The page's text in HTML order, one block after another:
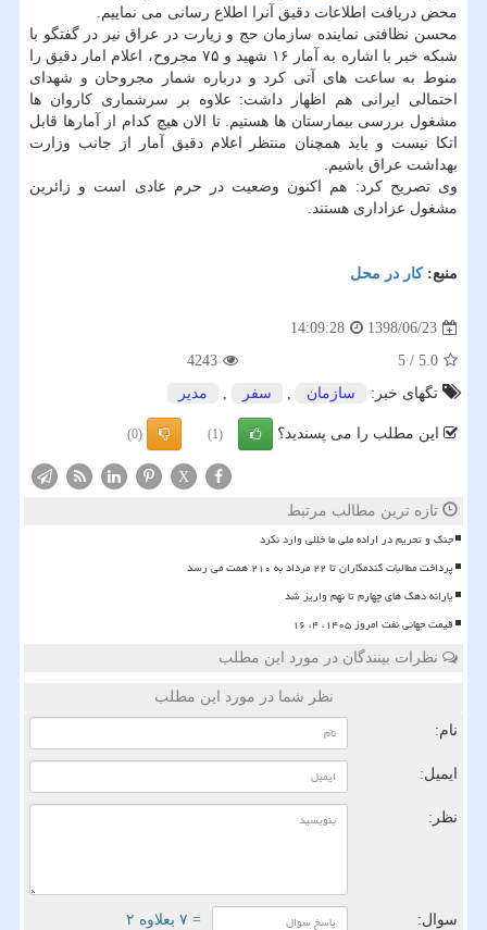
محض دریافت اطلاعات دقیق آنرا اطلاع رسانی می نماییم.
محسن نظافتی نماینده سازمان حج و زیارت در عراق نیر در گفتگو با
شبكه خبر با اشاره به آمار ۱۶ شهید و ۷۵ مجروح، اعلام امار دقیق را
منوط به ساعت های آتی كرد و درباره شمار مجروحان و شهدای
احتمالی ایرانی هم اظهار داشت: علاوه بر سرشماری كاروان ها
مشغول بررسی بیمارستان ها هستیم. تا الان هیچ كدام از آمارها قابل
اتكا نیست و باید همچنان منتظر اعلام دقیق آمار از جانب وزارت
بهداشت عراق باشیم.
وی تصریح كرد: هم اكنون وضعیت در حرم عادی است و زائرین
مشغول عزاداری هستند.
منبع:كار در محل
1398/06/23
14:09:28
5.0
/
5
4243
تگهای خبر:
سازمان , سفر , مدیر
این مطلب را می پسندید؟ (1)
(0)
X
تازه ترین مطالب مرتبط
جنگ و تحریم در اراده ملی ما خللی وارد نکرد
پرداخت مطالبات گندمکاران تا ۲۲ مرداد به ۲۱۰ همت می رسد
یارانه دهک های چهارم تا نهم واریز شد
قیمت جهانی نفت امروز ۱۴۰۵، ۴، ۱۶
نظرات بینندگان در مورد این مطلب
نظر شما در مورد این مطلب
نام:
ایمیل:
نظر:
سوال: = ۷ بعلاوه ۲